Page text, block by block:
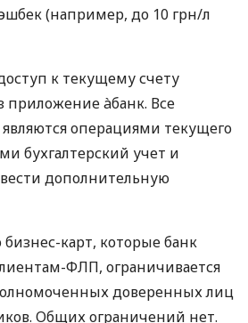
(например, до 10 грн/л
к текущему счету
приложение àбанк. Все
операциями текущего
бухгалтерский учет и
дополнительную
бизнес-карт, которые банк
ФЛП, ограничивается
доверенных лиц
Общих ограничений нет.